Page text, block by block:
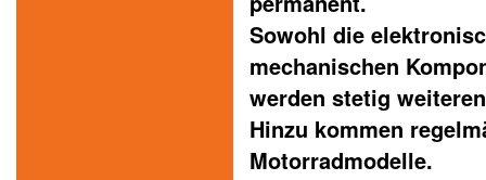
Sowohl die
mechanischen
werden stetig
Hinzu kommen
Motorradmodelle.